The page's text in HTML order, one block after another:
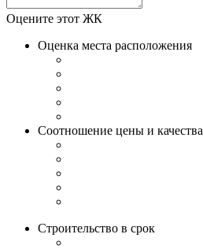
Оцените этот ЖК
Оценка места расположения
Соотношение цены и качества
Строительство в срок